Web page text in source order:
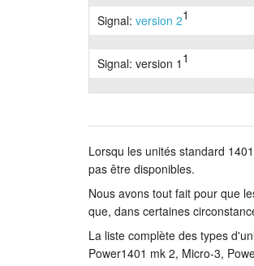
Signal:version 21
Signal: version 1 1
Lorsqu les unités standard
pas être disponibles.
Nous avons tout fait pour que
que, dans certaines
La liste complète des types
Power1401 mk 2, Micro-3,